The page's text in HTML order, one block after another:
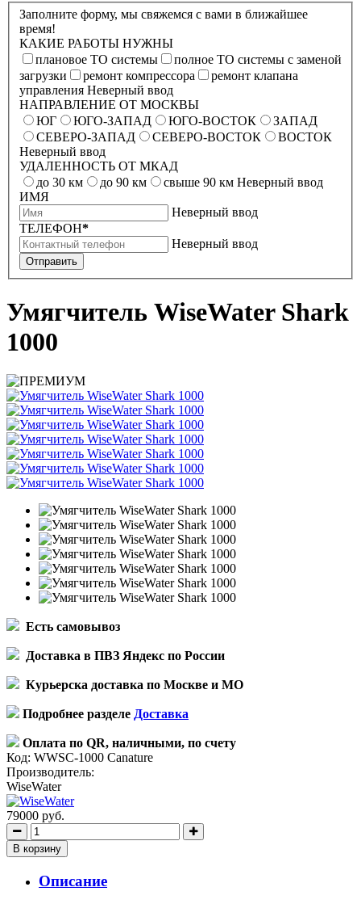
Заполните форму, мы свяжемся с вами в ближайшее
время!
КАКИЕ РАБОТЫ НУЖНЫ
плановое ТО системы
полное ТО системы с заменой
загрузки
ремонт компрессора
ремонт клапана
управления Неверный ввод
НАПРАВЛЕНИЕ ОТ МОСКВЫ
ЮГ
ЮГО-ЗАПАД ЮГО-ВОСТОК
ЗАПАД
СЕВЕРО-ЗАПАД
СЕВЕРО-ВОСТОК
ВОСТОК
Неверный ввод
УДАЛЕННОСТЬ ОТ МКАД
до 30 км
до 90 км свыше 90 км Неверный ввод
ИМЯ
Неверный ввод
ТЕЛЕФОН*
Неверный ввод
Отправить
Умягчитель WiseWater Shark
1000
Есть самовывоз
Доставка в ПВЗ Яндекс по России
Курьерска доставка по Москве и МО
Подробнее разделе Доставка
Оплата по QR, наличными, по счету
Код: WWSC-1000 Canature
Производитель:
WiseWater
79000 руб.
В корзину
Описание